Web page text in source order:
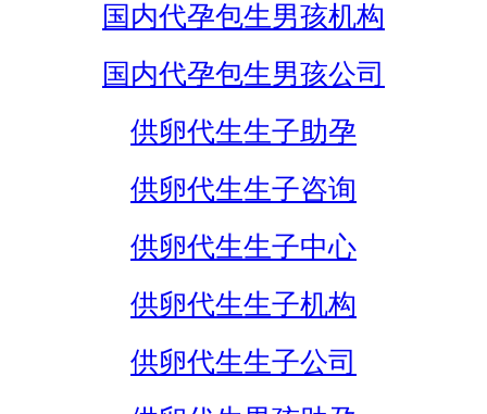
国内代孕包生男孩机构
国内代孕包生男孩公司
供卵代生生子助孕
供卵代生生子咨询
供卵代生生子中心
供卵代生生子机构
供卵代生生子公司